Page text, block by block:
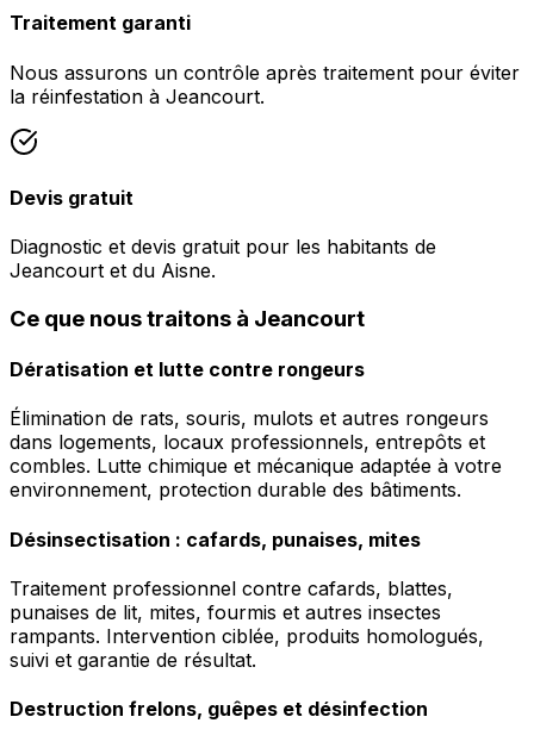
Traitement garanti
Nous assurons un contrôle après traitement pour éviter
la réinfestation à Jeancourt.
Devis gratuit
Diagnostic et devis gratuit pour les habitants de
Jeancourt et du Aisne.
Ce que nous traitons à Jeancourt
Dératisation et lutte contre rongeurs
Élimination de rats, souris, mulots et autres rongeurs
dans logements, locaux professionnels, entrepôts et
combles. Lutte chimique et mécanique adaptée à votre
environnement, protection durable des bâtiments.
Désinsectisation : cafards, punaises, mites
Traitement professionnel contre cafards, blattes,
punaises de lit, mites, fourmis et autres insectes
rampants. Intervention ciblée, produits homologués,
suivi et garantie de résultat.
Destruction frelons, guêpes et désinfection